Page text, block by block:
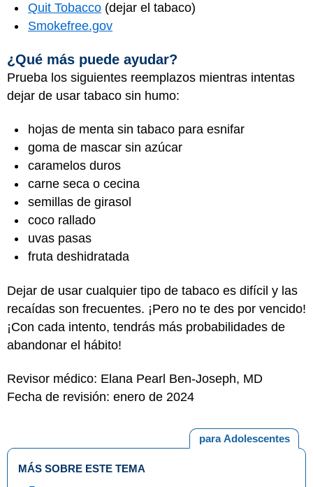
Quit Tobacco (dejar el tabaco)‎
Smokefree.gov
¿Qué más puede ayudar?
Prueba los siguientes reemplazos mientras intentas
dejar de usar tabaco sin humo:
hojas de menta sin tabaco para esnifar
goma de mascar sin azúcar
caramelos duros
carne seca o cecina
semillas de girasol
coco rallado
uvas pasas
fruta deshidratada
Dejar de usar cualquier tipo de tabaco es difícil y las
recaídas son frecuentes. ¡Pero no te des por vencido!
¡Con cada intento, tendrás más probabilidades de
abandonar el hábito!
Revisor médico: Elana Pearl Ben-Joseph, MD
Fecha de revisión: enero de 2024
para Adolescentes
MÁS SOBRE ESTE TEMA